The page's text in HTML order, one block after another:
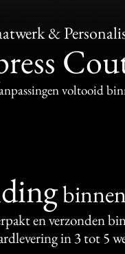
&
voltooid
en verzonden
in 3 tot 5